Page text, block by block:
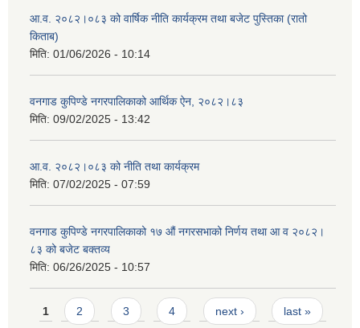
आ.व. २०८२।०८३ को वार्षिक नीति कार्यक्रम तथा बजेट पुस्तिका (रातो
किताब)
मिति: 01/06/2026 - 10:14
वनगाड कुपिण्डे नगरपालिकाको आर्थिक ऐन, २०८२।८३
मिति: 09/02/2025 - 13:42
आ.व. २०८२।०८३ को नीति तथा कार्यक्रम
मिति: 07/02/2025 - 07:59
वनगाड कुपिण्डे नगरपालिकाको १७ ‍औं नगरसभाको निर्णय तथा आ व २०८२।
८३ को बजेट बक्तव्य
मिति: 06/26/2025 - 10:57
Pages
1 2 3 4 next › last »